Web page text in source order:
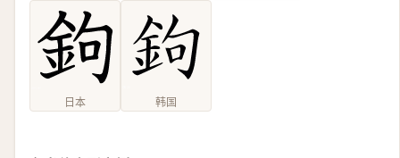
日本 韩国